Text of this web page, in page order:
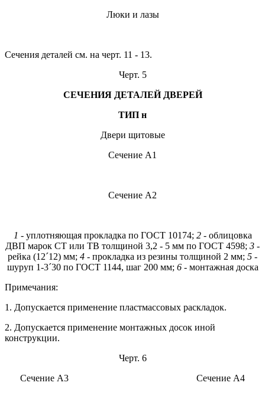
Люки и лазы
Сечения деталей см. на черт. 11 - 13.
Черт. 5
СЕЧЕНИЯ ДЕТАЛЕЙ ДВЕРЕЙ
ТИП н
Двери щитовые
Сечение А1
Сечение А2
1 - уплотняющая прокладка по ГОСТ 10174; 2- облицовка
ДВП марок СТ или ТВ толщиной 3,2 - 5 мм по ГОСТ 4598; 3 -
рейка (12´12) мм; 4 - прокладка из резины толщиной 2 мм; 5 -
шуруп 1-3´30 по ГОСТ 1144, шаг 200 мм; 6- монтажная доска
Примечания:
1. Допускается применение пластмассовых раскладок.
2. Допускается применение монтажных досок иной
конструкции.
Черт. 6
Сечение A3 Сечение А4